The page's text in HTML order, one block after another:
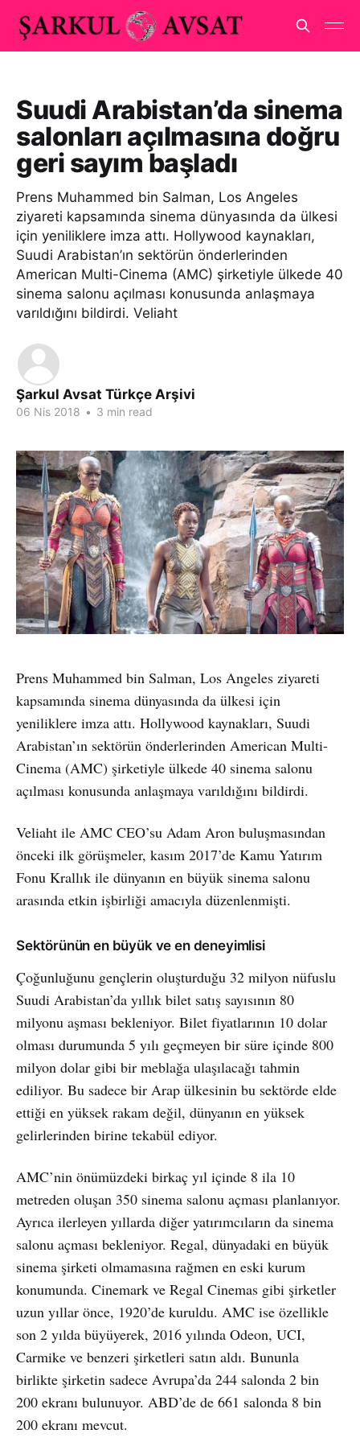
Suudi Arabistan’da sinema
salonları açılmasına doğru
geri sayım başladı
Prens Muhammed bin Salman, Los Angeles
ziyareti kapsamında sinema dünyasında da ülkesi
için yeniliklere imza attı. Hollywood kaynakları,
Suudi Arabistan’ın sektörün önderlerinden
American Multi-Cinema (AMC) şirketiyle ülkede 40
sinema salonu açılması konusunda anlaşmaya
varıldığını bildirdi. Veliaht
Şarkul Avsat Türkçe Arşivi
06 Nis 2018 • 3 min read
Prens Muhammed bin Salman, Los Angeles ziyareti
kapsamında sinema dünyasında da ülkesi için
yeniliklere imza attı. Hollywood kaynakları, Suudi
Arabistan’ın sektörün önderlerinden American Multi-
Cinema (AMC) şirketiyle ülkede 40 sinema salonu
açılması konusunda anlaşmaya varıldığını bildirdi.
Veliaht ile AMC CEO’su Adam Aron buluşmasından
önceki ilk görüşmeler, kasım 2017’de Kamu Yatırım
Fonu Krallık ile dünyanın en büyük sinema salonu
arasında etkin işbirliği amacıyla düzenlenmişti.
Sektörünün en büyük ve en deneyimlisi
Çoğunluğunu gençlerin oluşturduğu 32 milyon nüfuslu
Suudi Arabistan’da yıllık bilet satış sayısının 80
milyonu aşması bekleniyor. Bilet fiyatlarının 10 dolar
olması durumunda 5 yılı geçmeyen bir süre içinde 800
milyon dolar gibi bir meblağa ulaşılacağı tahmin
ediliyor. Bu sadece bir Arap ülkesinin bu sektörde elde
ettiği en yüksek rakam değil, dünyanın en yüksek
gelirlerinden birine tekabül ediyor.
AMC’nin önümüzdeki birkaç yıl içinde 8 ila 10
metreden oluşan 350 sinema salonu açması planlanıyor.
Ayrıca ilerleyen yıllarda diğer yatırımcıların da sinema
salonu açması bekleniyor. Regal, dünyadaki en büyük
sinema şirketi olmamasına rağmen en eski kurum
konumunda. Cinemark ve Regal Cinemas gibi şirketler
uzun yıllar önce, 1920’de kuruldu. AMC ise özellikle
son 2 yılda büyüyerek, 2016 yılında Odeon, UCI,
Carmike ve benzeri şirketleri satın aldı. Bununla
birlikte şirketin sadece Avrupa’da 244 salonda 2 bin
200 ekranı bulunuyor. ABD’de de 661 salonda 8 bin
200 ekranı mevcut.